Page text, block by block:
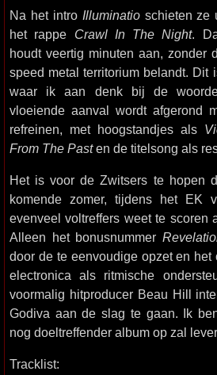
Na het intro Illuminatioschieten ze
het rappe Crawl In The Night.
houdt veertig minuten aan, zonder
speed metal territorium belandt. Dit
waar ik aan denk bij de
vloeiende aanval wordt afgerond
refreinen, met hoogstandjes als
From The Pasten de titelsong als
Het is voor de Zwitsers te hopen
komende zomer, tijdens het EK
evenveel voltreffers weet te scoren
Alleen het bonusnummer
door de te eenvoudige opzet en het
electronica als ritmische
voormalig hitproducer Beau Hill
Godiva aan de slag te gaan. Ik
nog doeltreffender album op zal
Tracklist: